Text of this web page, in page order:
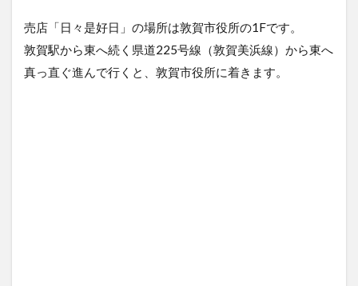
売店「日々是好日」の場所は敦賀市役所の1Fです。
敦賀駅から東へ続く県道225号線（敦賀美浜線）から東へ
真っ直ぐ進んで行くと、敦賀市役所に着きます。